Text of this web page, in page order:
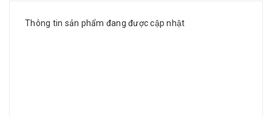
Thông tin sản phẩm đang được cập nhật